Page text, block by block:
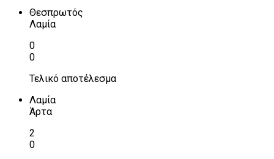
Θεσπρωτός
Λαμία
0
0
Τελικό αποτέλεσμα
Λαμία
Άρτα
2
0